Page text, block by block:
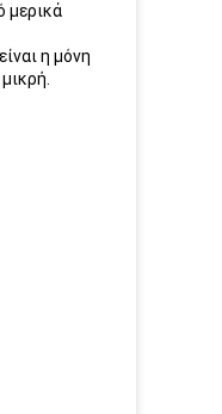
μερικά
η μόνη